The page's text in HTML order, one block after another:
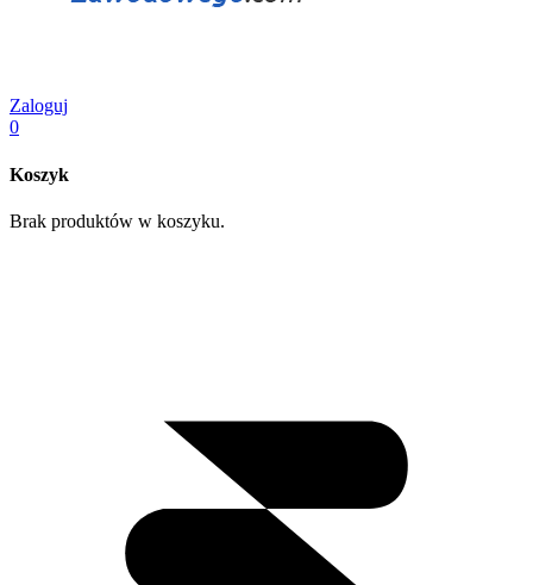
Zaloguj
0
Koszyk
Brak produktów w koszyku.